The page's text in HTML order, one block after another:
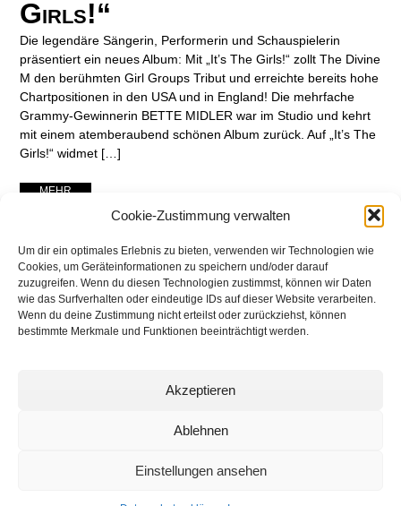
Cookie-Zustimmung verwalten
Um dir ein optimales Erlebnis zu bieten, verwenden wir Technologien wie
Cookies, um Geräteinformationen zu speichern und/oder darauf
zuzugreifen. Wenn du diesen Technologien zustimmst, können wir Daten
wie das Surfverhalten oder eindeutige IDs auf dieser Website verarbeiten.
Wenn du deine Zustimmung nicht erteilst oder zurückziehst, können
bestimmte Merkmale und Funktionen beeinträchtigt werden.
Akzeptieren
Ablehnen
Einstellungen ansehen
Girls!“
Die legendäre Sängerin, Performerin und Schauspielerin
präsentiert ein neues Album: Mit „It’s The Girls!“ zollt The Divine
M den berühmten Girl Groups Tribut und erreichte bereits hohe
Chartpositionen in den USA und in England! Die mehrfache
Grammy-Gewinnerin BETTE MIDLER war im Studio und kehrt
mit einem atemberaubend schönen Album zurück. Auf „It’s The
Girls!“ widmet […]
... MEHR ...
networking Media | Artist
Communication
© 2025 networking Media - Kai Manke